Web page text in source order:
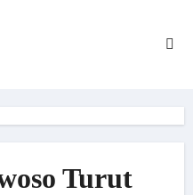
Turut